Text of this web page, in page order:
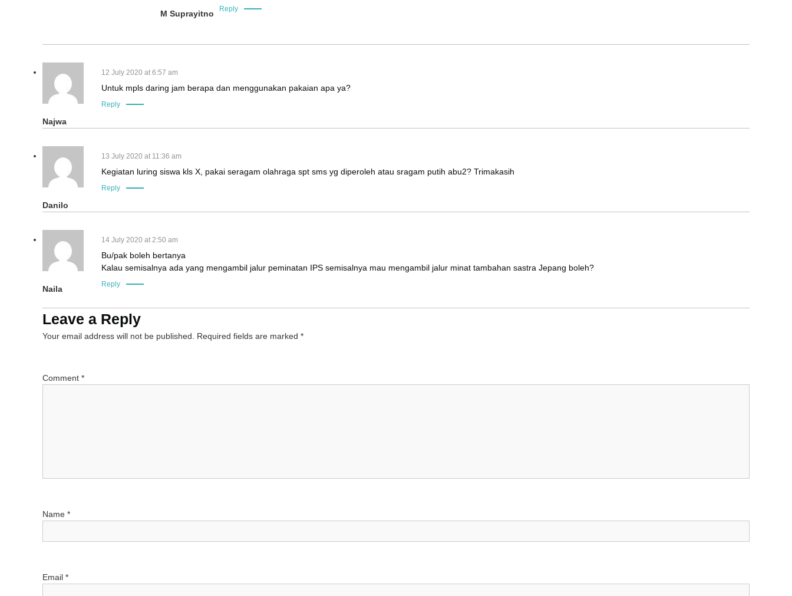
o
n
M Suprayitno Reply
Najwa
12 July 2020 at 6:57 am
Untuk mpls daring jam berapa dan menggunakan pakaian apa ya?
Reply
Danilo
13 July 2020 at 11:36 am
Kegiatan luring siswa kls X, pakai seragam olahraga spt sms yg diperoleh atau sragam putih abu2? Trimakasih
Reply
Naila
14 July 2020 at 2:50 am
Bu/pak boleh bertanya
Kalau semisalnya ada yang mengambil jalur peminatan IPS semisalnya mau mengambil jalur minat tambahan sastra Jepang boleh?
Reply
Leave a Reply
Your email address will not be published. Required fields are marked *
Comment *
Name *
Email *